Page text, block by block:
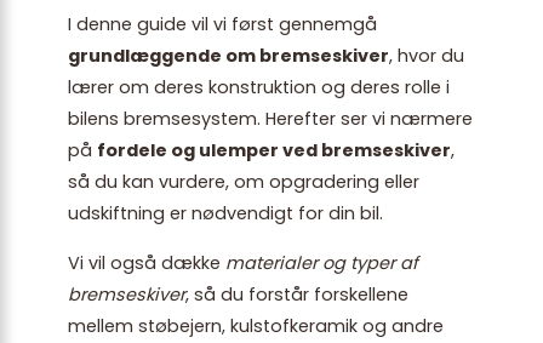
I denne guide vil vi først gennemgå
grundlæggende om bremseskiver, hvor du
lærer om deres konstruktion og deres rolle i
bilens bremsesystem. Herefter ser vi nærmere
på fordele og ulemper ved bremseskiver,
så du kan vurdere, om opgradering eller
udskiftning er nødvendigt for din bil.
Vi vil også dække materialer og typer af
bremseskiver, så du forstår forskellene
mellem støbejern, kulstofkeramik og andre